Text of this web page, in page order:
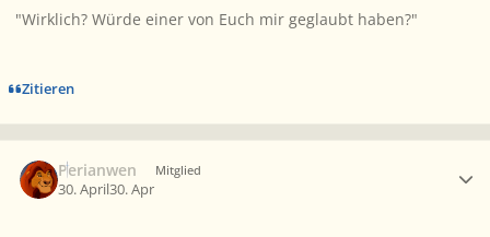
"Wirklich? Würde einer von Euch mir geglaubt haben?"
Zitieren
Perianwen Mitglied
30. April30. Apr